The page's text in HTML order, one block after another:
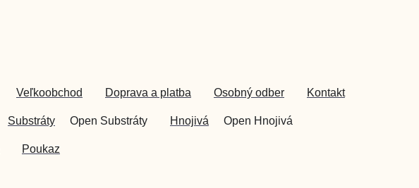
Veľkoobchod Doprava a platba Osobný odber Kontakt
Substráty Open Substráty Hnojivá Open Hnojivá
Poukaz